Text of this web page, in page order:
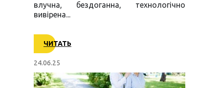
влучна, бездоганна, технологічно
вивірена...
ЧИТАТЬ
24.06.25